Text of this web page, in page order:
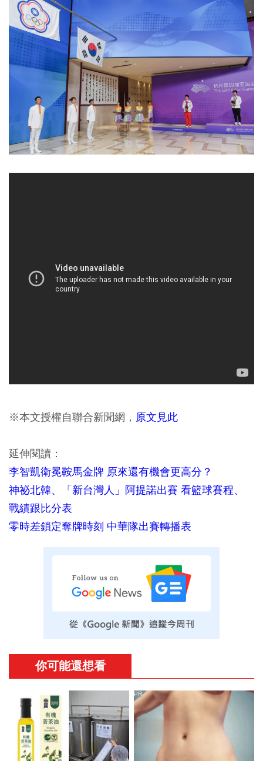
※本文授權自聯合新聞網， 原文見此
延伸閱讀：
李智凱衛冕鞍馬金牌 原來還有機會更高分？
神祕北韓、「新台灣人」阿提諾出賽 看籃球賽程、
戰績跟比分表
零時差鎖定奪牌時刻 中華隊出賽轉播表